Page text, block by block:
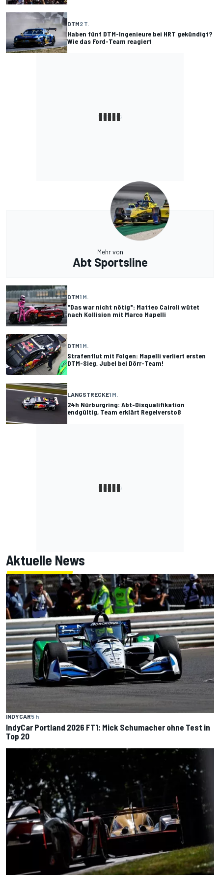
DTM2 T.
Haben fünf DTM-Ingenieure bei HRT gekündigt?
Wie das Ford-Team reagiert
Mehr von
Abt Sportsline
DTM1 M.
"Das war nicht nötig": Matteo Cairoli wütet
nach Kollision mit Marco Mapelli
DTM1 M.
Strafenflut mit Folgen: Mapelli verliert ersten
DTM-Sieg, Jubel bei Dörr-Team!
LANGSTRECKE1 M.
24h Nürburgring: Abt-Disqualifikation
endgültig, Team erklärt Regelverstoß
Aktuelle News
INDYCAR5 h
IndyCar Portland 2026 FT1: Mick Schumacher ohne Test in
Top 20